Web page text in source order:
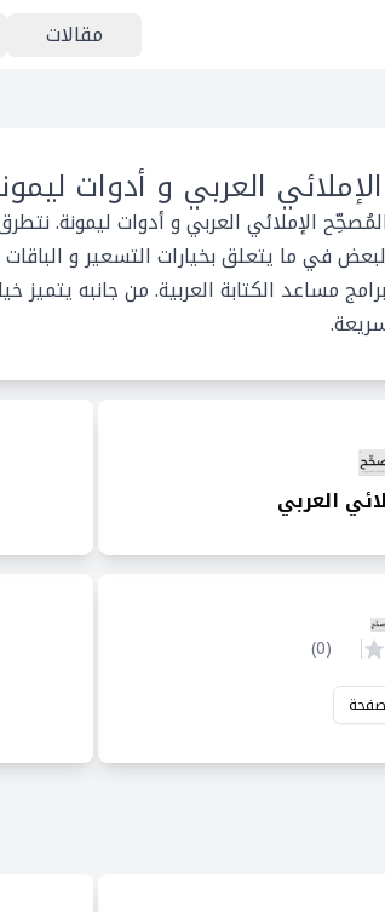
مقالات
العربي و أدوات
الإملائي العربي و أدوات ليمونة.
في ما يتعلق بخيارات التسعير و
مساعد الكتابة العربية. من جانبه يتميز
العربي
(
0
)